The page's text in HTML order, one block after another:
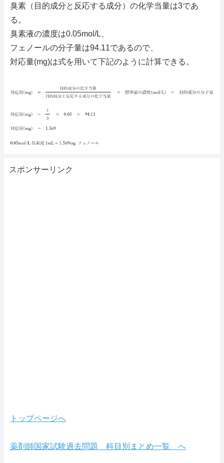
臭素（目的成分と反応する成分）の化学当量は3であ
る。
臭素液の濃度は0.05mol/L、
フェノールの分子量は94.11であるので、
対応量(mg)は式を用いて下記のように計算できる。
スポンサーリンク
トップページへ
薬剤師国家試験過去問題 科目別まとめ一覧 へ